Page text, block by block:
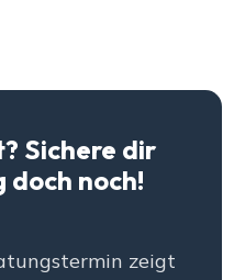
Sichere dir
doch noch!
zeigt